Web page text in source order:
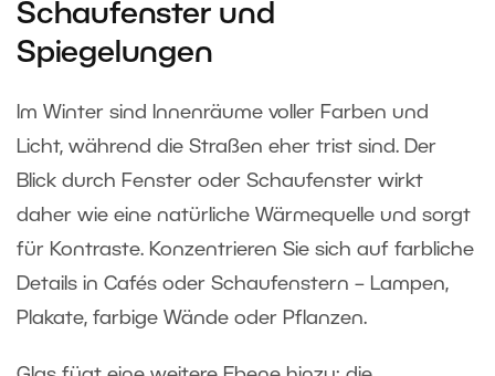
Schaufenster und
Spiegelungen
Im Winter sind Innenräume voller Farben und
Licht, während die Straßen eher trist sind. Der
Blick durch Fenster oder Schaufenster wirkt
daher wie eine natürliche Wärmequelle und sorgt
für Kontraste. Konzentrieren Sie sich auf farbliche
Details in Cafés oder Schaufenstern – Lampen,
Plakate, farbige Wände oder Pflanzen.